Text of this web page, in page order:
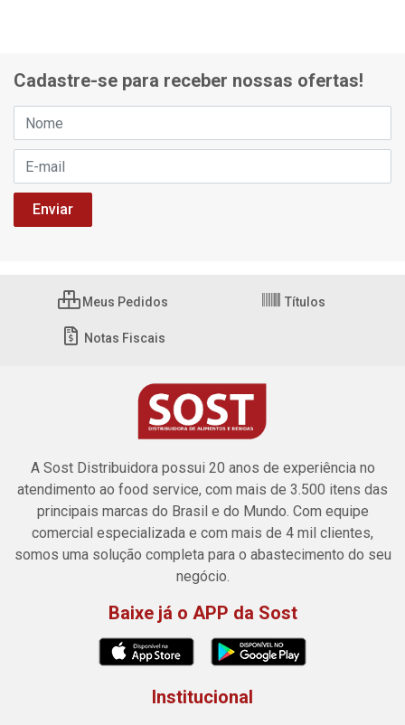
Cadastre-se para receber nossas ofertas!
Meus Pedidos Títulos
Notas Fiscais
A Sost Distribuidora possui 20 anos de experiência no
atendimento ao food service, com mais de 3.500 itens das
principais marcas do Brasil e do Mundo. Com equipe
comercial especializada e com mais de 4 mil clientes,
somos uma solução completa para o abastecimento do seu
negócio.
Baixe já o APP da Sost
Institucional